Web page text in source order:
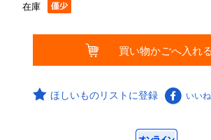
在庫
ほしいものリストに登録 いいね